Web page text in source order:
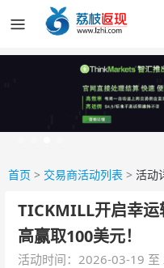
首页 > 交易商活动列表 > 活动
TICKMILL开启幸运
高赢取100美元！
活动时间：2026-03-19